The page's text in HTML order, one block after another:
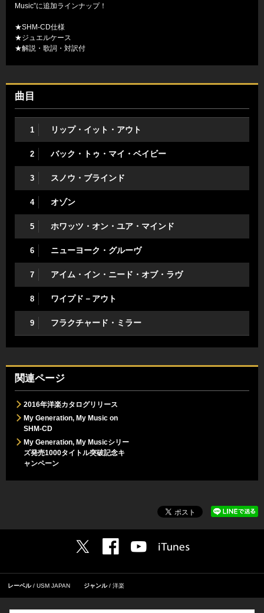
Music”に追加ラインナップ！
★SHM-CD仕様
★ジュエルケース
★解説・歌詞・対訳付
曲目
1 リップ・イット・アウト
2 バック・トゥ・マイ・ベイビー
3 スノウ・ブラインド
4 オゾン
5 ホワッツ・オン・ユア・マインド
6 ニューヨーク・グルーヴ
7 アイム・イン・ニード・オブ・ラヴ
8 ワイプド－アウト
9 フラクチャード・ミラー
関連ページ
2016年洋楽カタログリリース
My Generation, My Music on
SHM-CD
My Generation, My Musicシリー
ズ発売1000タイトル突破記念キ
ャンペーン
レーベル USM JAPAN ジャンル 洋楽